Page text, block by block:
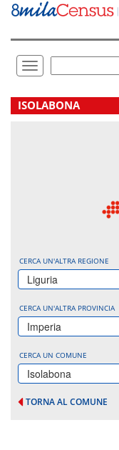
Vai
direttamente
Toggle
navigation
.
ISOLABONA
CERCA UN'ALTRA REGIONE
Liguria
CERCA UN'ALTRA PROVINCIA
Imperia
CERCA UN COMUNE
Isolabona
TORNA AL COMUNE